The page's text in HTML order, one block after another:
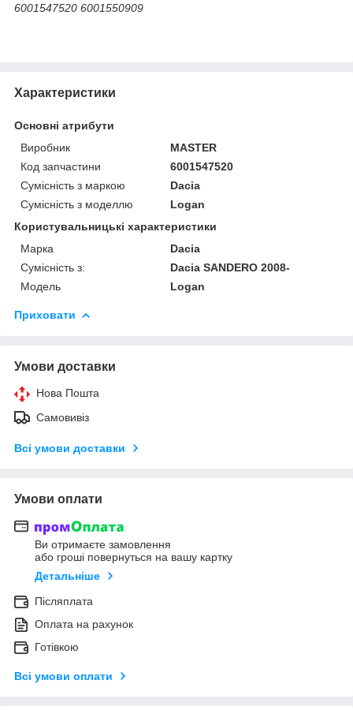
6001547520 6001550909
Характеристики
Основні атрибути
Виробник
MASTER
Код запчастини
6001547520
Сумісність з маркою
Dacia
Сумісність з моделлю
Logan
Користувальницькі характеристики
Марка
Dacia
Сумісність з:
Dacia SANDERO 2008-
Модель
Logan
Приховати
Умови доставки
Нова Пошта
Самовивіз
Всі умови доставки
Умови оплати
Ви отримаєте замовлення
або гроші повернуться на вашу картку
Детальніше
Післяплата
Оплата на рахунок
Готівкою
Всі умови оплати